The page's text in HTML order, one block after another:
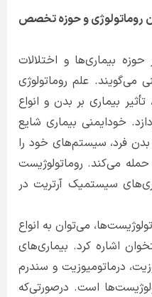
روماتولوژی و حوزه تخصص
بیماری‌ها و اختلالات
می‌گویند. علم روماتولوژی
بیماری بر بدن و انواع
خودایمنی بیماری شایع
بدن فرد، سیستم‌های خود را
می‌کند. روماتولوژیست
سیستمیک آرتریت در
می‌توان به انواع
اشاره کرد. بیماری‌های
درماتومیوزیت و سندرم
است. درصورتی‌که